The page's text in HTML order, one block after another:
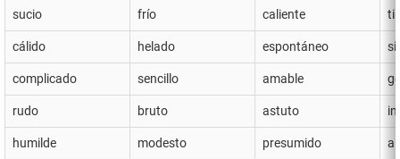
sucio frío caliente
cálido helado espontáneo
complicado sencillo amable
rudo bruto astuto
humilde modesto presumido